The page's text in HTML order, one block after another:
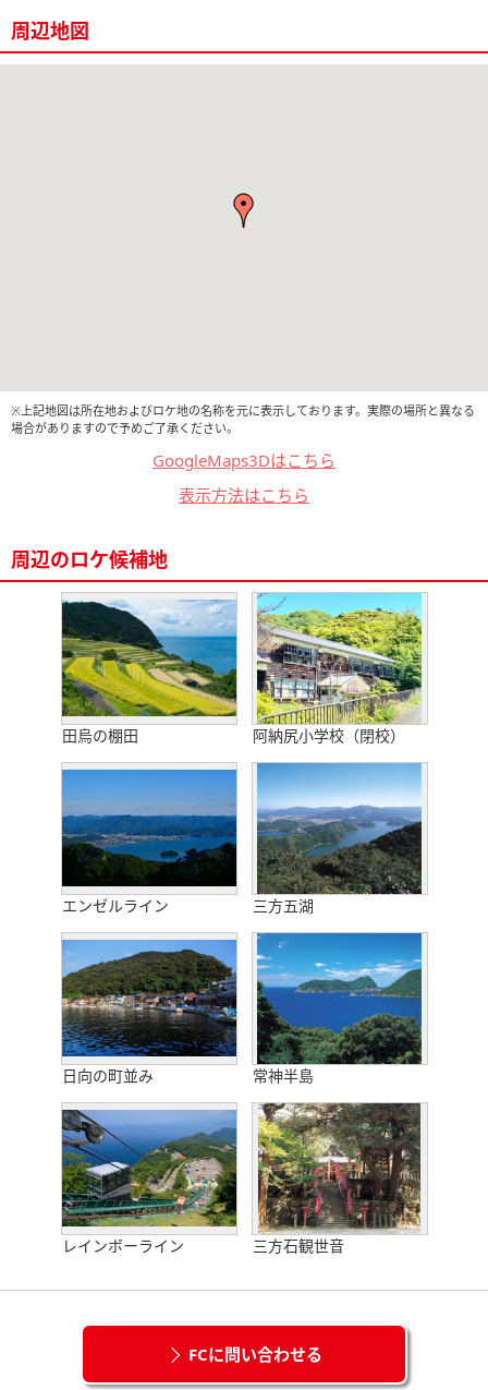
周辺地図
※上記地図は所在地およびロケ地の名称を元に表示しております。実際の場所と異なる
場合がありますので予めご了承ください。
GoogleMaps3Dはこちら
表示方法はこちら
周辺のロケ候補地
田烏の棚田 阿納尻小学校（閉校）
エンゼルライン 三方五湖
日向の町並み 常神半島
レインボーライン 三方石観世音
FCに問い合わせる